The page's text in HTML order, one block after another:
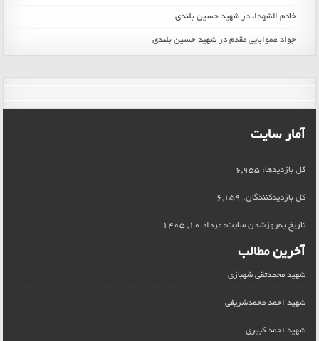
خادم الشهداء درشهید حسین بلندی
جواد عموابایی مقدم درشهید حسین بلندی
آمار سایت
کل بازدیدها:6,955
کل بازدیدکنند‌گان: 6,159
تاریخ به‌روزشدن سایت:مرداد 10, 1405
آخرین مطالب
شهید محمدتقی شهبازی
شهید احمد محمدشریفی
شهید احمد کبیری